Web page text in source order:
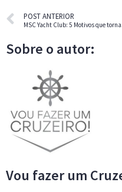
POST ANTERIOR
Sobre o autor:
Vou fazer um